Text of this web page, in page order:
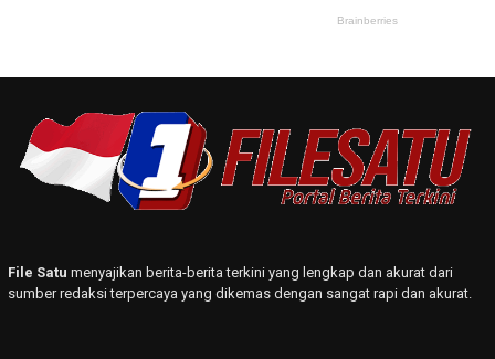
File Satu menyajikan berita-berita terkini yang lengkap dan akurat dari
sumber redaksi terpercaya yang dikemas dengan sangat rapi dan akurat.